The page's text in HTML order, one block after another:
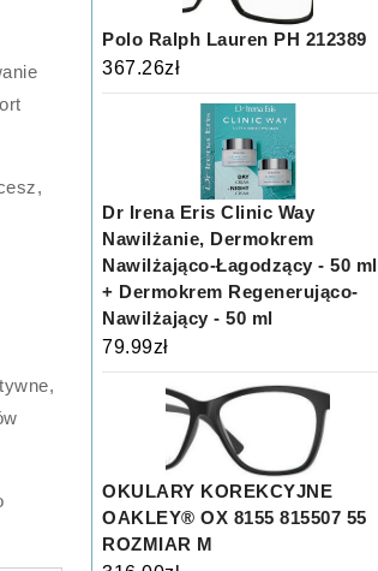
Polo Ralph Lauren PH 212389
367.26zł
Dr Irena Eris Clinic Way
Nawilżanie, Dermokrem
Nawilżająco-Łagodzący - 50 ml
+ Dermokrem Regenerująco-
Nawilżający - 50 ml
79.99zł
OKULARY KOREKCYJNE
OAKLEY® OX 8155 815507 55
ROZMIAR M